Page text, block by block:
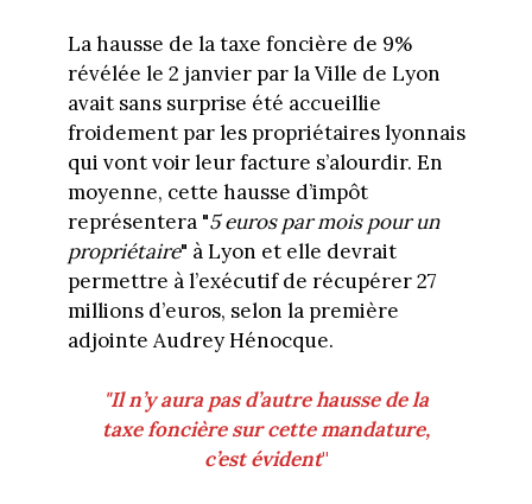
La hausse de la taxe foncière de 9%
révélée le 2 janvier par la Ville de Lyon
avait sans surprise été accueillie
froidement par les propriétaires lyonnais
qui vont voir leur facture s’alourdir. En
moyenne, cette hausse d’impôt
représentera "5 euros par mois pour un
propriétaire" à Lyon et elle devrait
permettre à l’exécutif de récupérer 27
millions d’euros, selon la première
adjointe Audrey Hénocque.
"Il n’y aura pas d’autre hausse de la
taxe foncière sur cette mandature,
c’est évident"